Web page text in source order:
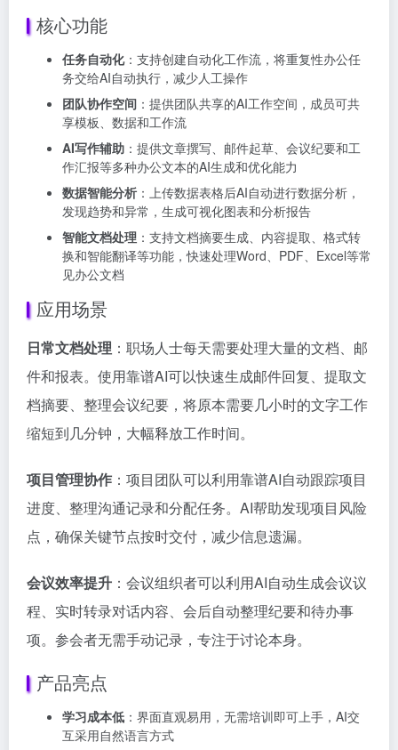
核心功能
任务自动化：支持创建自动化工作流，将重复性办公任
务交给AI自动执行，减少人工操作
团队协作空间 ：提供团队共享的AI工作空间，成员可共
享模板、数据和工作流
AI写作辅助 ：提供文章撰写、邮件起草、会议纪要和工
作汇报等多种办公文本的AI生成和优化能力
数据智能分析 ：上传数据表格后AI自动进行数据分析，
发现趋势和异常，生成可视化图表和分析报告
智能文档处理 ：支持文档摘要生成、内容提取、格式转
换和智能翻译等功能，快速处理Word、PDF、Excel等常
见办公文档
应用场景
日常文档处理 ：职场人士每天需要处理大量的文档、邮
件和报表。使用靠谱AI可以快速生成邮件回复、提取文
档摘要、整理会议纪要，将原本需要几小时的文字工作
缩短到几分钟，大幅释放工作时间。
项目管理协作 ：项目团队可以利用靠谱AI自动跟踪项目
进度、整理沟通记录和分配任务。AI帮助发现项目风险
点，确保关键节点按时交付，减少信息遗漏。
会议效率提升 ：会议组织者可以利用AI自动生成会议议
程、实时转录对话内容、会后自动整理纪要和待办事
项。参会者无需手动记录，专注于讨论本身。
产品亮点
学习成本低 ：界面直观易用，无需培训即可上手，AI交
互采用自然语言方式